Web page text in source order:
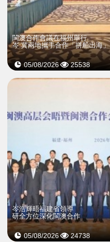
閩澳合作會議在福州舉行
岑:冀兩地攜手合作「拼船出海」
05/08/2026 25538
岑浩輝晤福建省領導
研全方位深化閩澳合作
05/08/2026 24738